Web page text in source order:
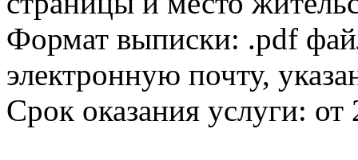
Формат выписки: .pdf
электронную почту,
Срок оказания услуги: от